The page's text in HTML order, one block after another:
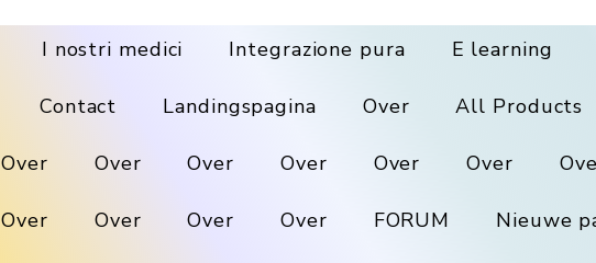
I nostri medici Integrazione pura E learning
Contact Landingspagina Over All Products
Over Over Over Over Over Over
Over Over Over Over FORUM Nieuwe